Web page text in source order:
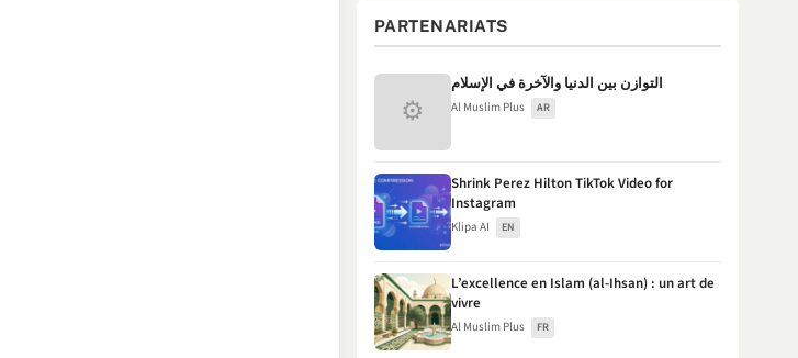
PARTENARIATS
⚙
التوازن بين الدنيا والآخرة في الإسلام
Al Muslim Plus AR
Shrink Perez Hilton TikTok Video for
Instagram
Klipa AI EN
L’excellence en Islam (al-Ihsan) : un art de
vivre
Al Muslim Plus FR